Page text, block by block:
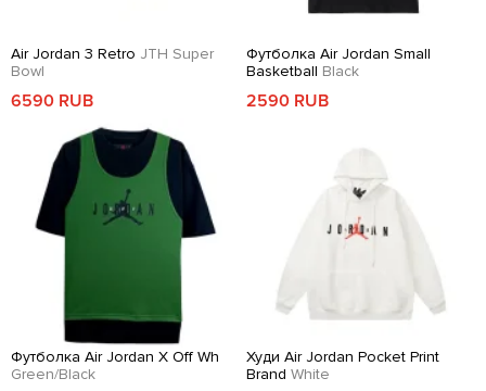
Air Jordan 3 Retro JTH Super
Bowl
6590 RUB
Футболка Air Jordan Small
Basketball Black
2590 RUB
Футболка Air Jordan X Off Wh
Green/Black
Худи Air Jordan Pocket Print
Brand White